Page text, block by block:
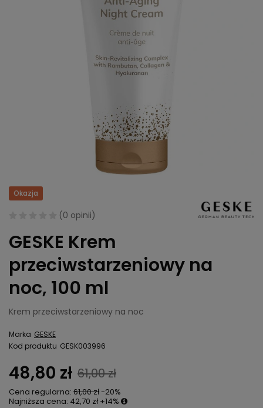
Okazja
(0 opinii)
GESKE Krem
przeciwstarzeniowy na
noc, 100 ml
Krem przeciwstarzeniowy na noc
Marka GESKE
Kod produktu GESK003996
48,80 zł 61,00 zł
Cena regularna: 61,00 zł-20%
Najniższa cena: 42,70 zł +14%